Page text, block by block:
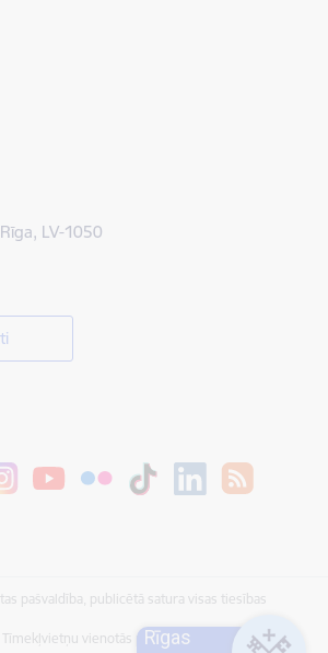
LV-1050
pašvaldība, publicētā satura visas tiesības
Tīmekļvietņu vienotās platformas visas tiesības
Rīgas